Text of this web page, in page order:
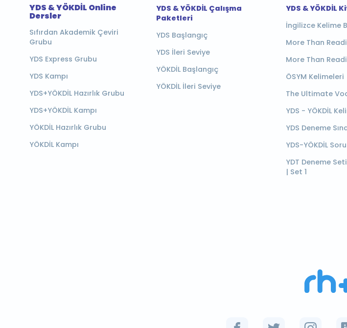
YDS & YÖKDİL Online
Dersler
Sıfırdan Akademik Çeviri
Grubu
YDS Express Grubu
YDS Kampı
YDS+YÖKDİL Hazırlık Grubu
YDS+YÖKDİL Kampı
YÖKDİL Hazırlık Grubu
YÖKDİL Kampı
YDS & YÖKDİL Çalışma
Paketleri
YDS Başlangıç
YDS İleri Seviye
YÖKDİL Başlangıç
YÖKDİL İleri Seviye
YDS & YÖKDİL
İngilizce Kelime
More Than
More Than
ÖSYM Kelimeleri
The Ultimate
YDS - YÖKDİL
YDS Deneme
YDS-YÖKDİL
YDT Deneme
| Set 1